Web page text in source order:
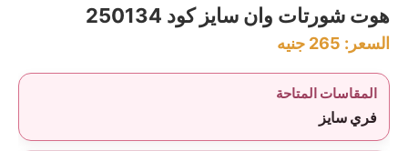
هوت شورتات وان سايز كود 250134
السعر: 265 جنيه
المقاسات المتاحة
فري سايز